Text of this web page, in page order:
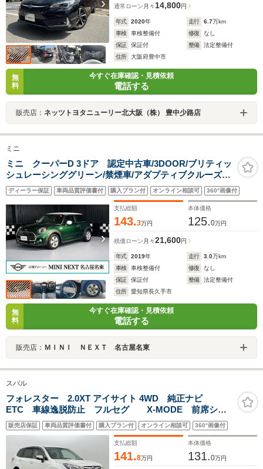
通常ローン 月々14,800円
年式 2020年 走行 6.7万km
車検
車検整備付 修復
なし
保証
保証付 整備
法定整備付
住所
大阪府豊中市
無
料
今すぐ在庫確認・見積依頼
電話する
販売店： ネッツトヨタニューリー北大阪（株） 豊中少路店
ミニ
ミニ クーパーD 3ドア 認定中古車/3DOOR/ブリティッ
シュレーシンググリーン/禁煙車/アダプティブクルーズコ
ントロール/衝突軽減ブレーキ/純正ナビゲーション/純正バ
ックカメラ
ディーラー保証 車両品質評価書付 購入プラン付 オンライン相談可 360°画像付
支払総額
143.3万円
本体価格
125.0万円
残価ローン 月々21,600円
年式 2019年 走行 3.0万km
車検
車検整備付 修復
なし
保証
保証付 整備
法定整備付
住所
愛知県長久手市
無
料
今すぐ在庫確認・見積依頼
電話する
販売店： ＭＩＮＩ ＮＥＸＴ 名古屋名東
スバル
フォレスター 2.0XT アイサイト 4WD 純正ナビ
ETC 車線逸脱防止 フルセグ X-MODE 前席シー
トヒーター レーダークルーズコントロール
Bluetooth バックカメラ 衝突軽減ブレーキ
販売店保証 車両品質評価書付 購入プラン付 オンライン相談可 360°画像付
支払総額
141.8万円
本体価格
131.0万円